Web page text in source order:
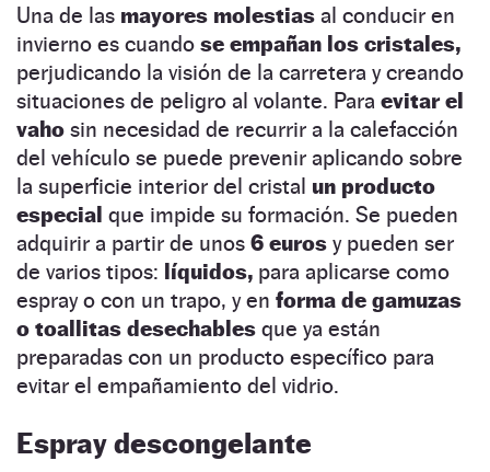
Una de las mayores molestias al conducir en
invierno es cuando se empañan los cristales,
perjudicando la visión de la carretera y creando
situaciones de peligro al volante. Para evitar el
vaho sin necesidad de recurrir a la calefacción
del vehículo se puede prevenir aplicando sobre
la superficie interior del cristal un producto
especial que impide su formación. Se pueden
adquirir a partir de unos 6 euros y pueden ser
de varios tipos: líquidos, para aplicarse como
espray o con un trapo, y en forma de gamuzas
o toallitas desechables que ya están
preparadas con un producto específico para
evitar el empañamiento del vidrio.
Espray descongelante